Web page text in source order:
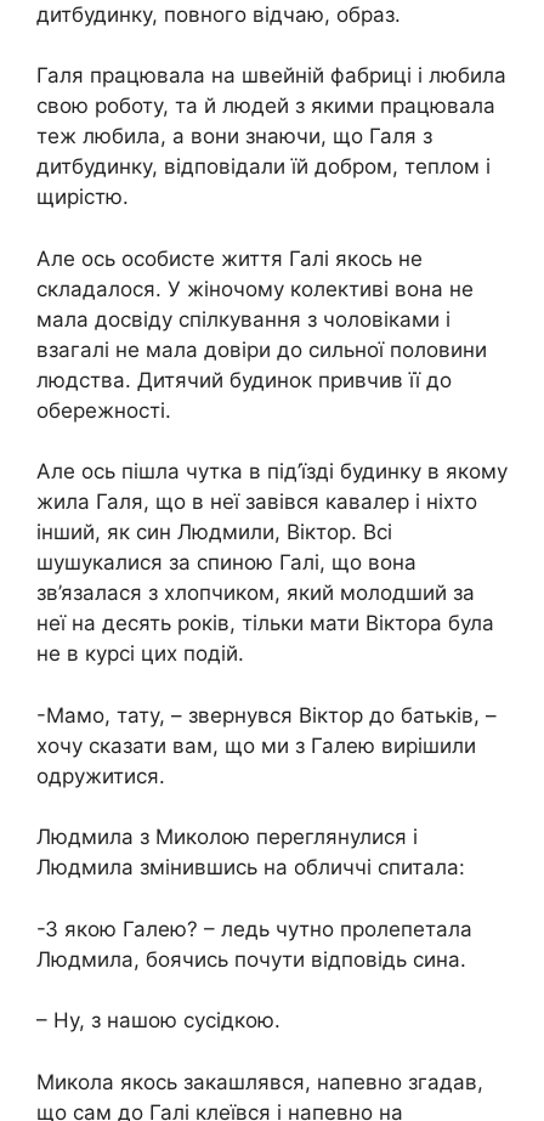
дитбудинку, повного відчаю, образ.
Галя працювала на швейній фабриці і любила
свою роботу, та й людей з якими працювала
теж любила, а вони знаючи, що Галя з
дитбудинку, відповідали їй добром, теплом і
щирістю.
Але ось особисте життя Галі якось не
складалося. У жіночому колективі вона не
мала досвіду спілкування з чоловіками і
взагалі не мала довіри до сильної половини
людства. Дитячий будинок привчив її до
обережності.
Але ось пішла чутка в під’їзді будинку в якому
жила Галя, що в неї завівся кавалер і ніхто
інший, як син Людмили, Віктор. Всі
шушукалися за спиною Галі, що вона
зв’язалася з хлопчиком, який молодший за
неї на десять років, тільки мати Віктора була
не в курсі цих подій.
-Мамо, тату, – звернувся Віктор до батьків, –
хочу сказати вам, що ми з Галею вирішили
одружитися.
Людмила з Миколою переглянулися і
Людмила змінившись на обличчі спитала:
-З якою Галею? – ледь чутно пролепетала
Людмила, боячись почути відповідь сина.
– Ну, з нашою сусідкою.
Микола якось закашлявся, напевно згадав,
що сам до Галі клеївся і напевно на